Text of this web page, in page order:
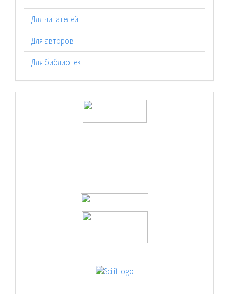
Для читателей
Для авторов
Для библиотек